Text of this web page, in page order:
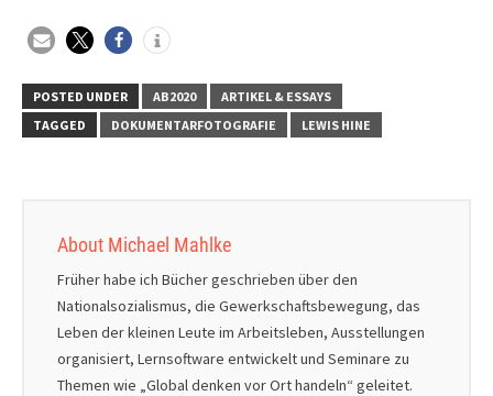
POSTED UNDER AB2020
ARTIKEL & ESSAYS
TAGGED
DOKUMENTARFOTOGRAFIE LEWIS HINE
About Michael Mahlke
Früher habe ich Bücher geschrieben über den
Nationalsozialismus, die Gewerkschaftsbewegung, das
Leben der kleinen Leute im Arbeitsleben, Ausstellungen
organisiert, Lernsoftware entwickelt und Seminare zu
Themen wie „Global denken vor Ort handeln“ geleitet.